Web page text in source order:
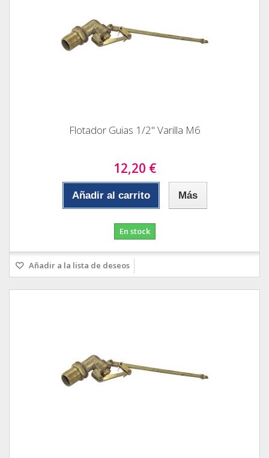
Flotador Guias 1/2" Varilla M6
12,20 €
Añadir al carrito Más
En stock
Añadir a la lista de deseos